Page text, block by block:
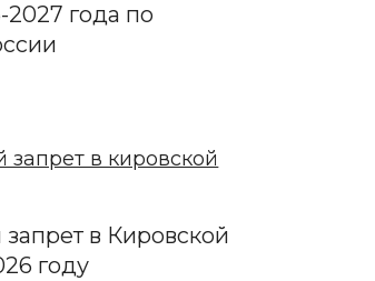
2027 года по
в Кировской
году